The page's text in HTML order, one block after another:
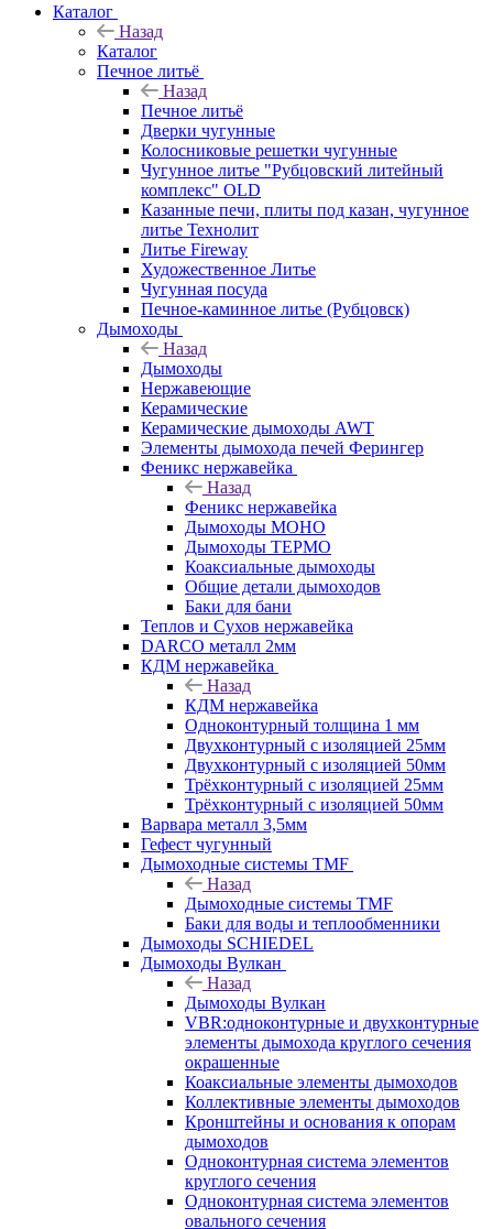
Каталог
Назад
Каталог
Печное литьё
Назад
Печное литьё
Дверки чугунные
Колосниковые решетки чугунные
Чугунное литье "Рубцовский литейный
комплекс" OLD
Казанные печи, плиты под казан, чугунное
литье Технолит
Литье Fireway
Художественное Литье
Чугунная посуда
Печное-каминное литье (Рубцовск)
Дымоходы
Назад
Дымоходы
Нержавеющие
Керамические
Керамические дымоходы AWT
Элементы дымохода печей Ферингер
Феникс нержавейка
Назад
Феникс нержавейка
Дымоходы МОНО
Дымоходы ТЕРМО
Коаксиальные дымоходы
Общие детали дымоходов
Баки для бани
Теплов и Сухов нержавейка
DARCO металл 2мм
КДМ нержавейка
Назад
КДМ нержавейка
Одноконтурный толщина 1 мм
Двухконтурный с изоляцией 25мм
Двухконтурный с изоляцией 50мм
Трёхконтурный с изоляцией 25мм
Трёхконтурный с изоляцией 50мм
Варвара металл 3,5мм
Гефест чугунный
Дымоходные системы TMF
Назад
Дымоходные системы TMF
Баки для воды и теплообменники
Дымоходы SCHIEDEL
Дымоходы Вулкан
Назад
Дымоходы Вулкан
VBR:одноконтурные и двухконтурные
элементы дымохода круглого сечения
окрашенные
Коаксиальные элементы дымоходов
Коллективные элементы дымоходов
Кронштейны и основания к опорам
дымоходов
Одноконтурная система элементов
круглого сечения
Одноконтурная система элементов
овального сечения